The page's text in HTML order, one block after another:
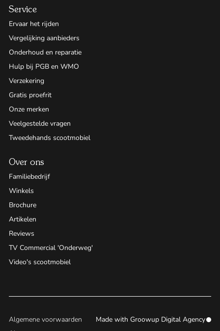
Service
Ervaar het rijden
Vergelijking aanbieders
Onderhoud en reparatie
Hulp bij PGB en WMO
Verzekering
Gratis proefrit
Onze merken
Veelgestelde vragen
Tweedehands scootmobiel
Over ons
Familiebedrijf
Winkels
Brochure
Artikelen
Reviews
TV Commercial 'Onderweg'
Video's scootmobiel
Algemene voorwaarden
Made with Groowup Digital Agency